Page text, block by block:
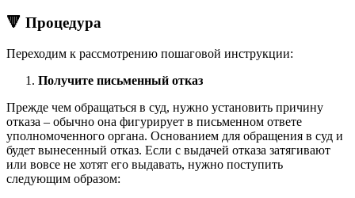
🔻 Процедура
Переходим к рассмотрению пошаговой инструкции:
Получите письменный отказ
Прежде чем обращаться в суд, нужно установить причину
отказа – обычно она фигурирует в письменном ответе
уполномоченного органа. Основанием для обращения в суд и
будет вынесенный отказ. Если с выдачей отказа затягивают
или вовсе не хотят его выдавать, нужно поступить
следующим образом: